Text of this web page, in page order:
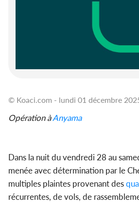
© Koaci.com - lundi 01 décembre
Opération àAnyama
Dans la nuit du vendredi 28 au
menée avec détermination par le
multiples plaintes provenant des
récurrentes, de vols, de